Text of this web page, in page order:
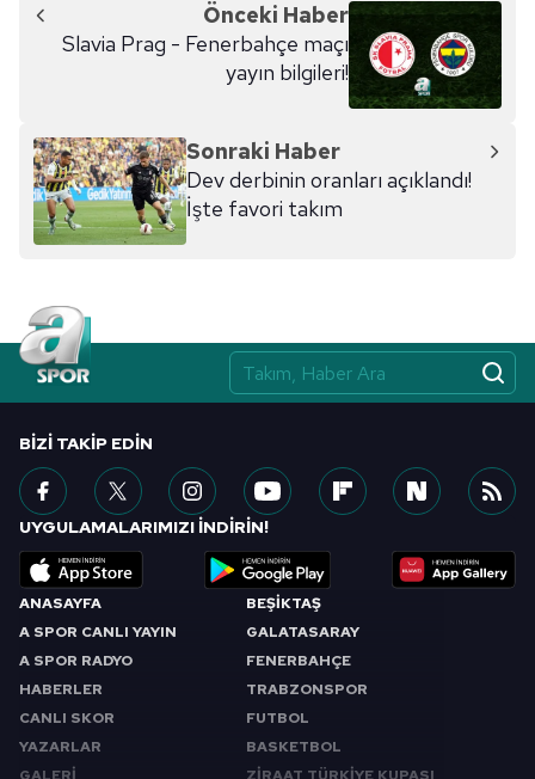
Önceki Haber
Slavia Prag - Fenerbahçe maçı
yayın bilgileri!
Sonraki Haber
Dev derbinin oranları açıklandı!
İşte favori takım
ANASAYFA
A SPOR CANLI YAYIN
A SPOR RADYO
HABERLER
CANLI SKOR
YAZARLAR
BEŞİKTAŞ
GALATASARAY
FENERBAHÇE
TRABZONSPOR
FUTBOL
BASKETBOL
BIZI TAKIP EDIN
UYGULAMALARIMIZI İNDİRİN!